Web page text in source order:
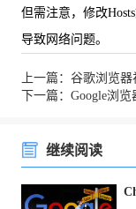
但需注意，修改
导致网络问题。
上一篇：谷歌浏览
下一篇：Google浏
继续阅读